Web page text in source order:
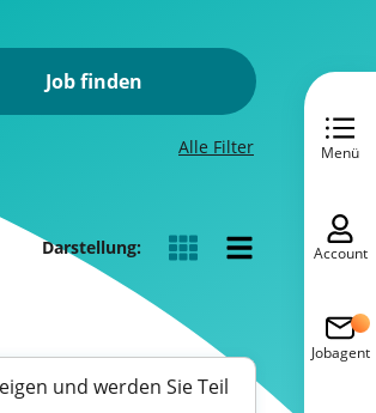
Job finden
Alle Filter
Darstellung:
und werden Sie Teil
Menü
Account
Jobagent